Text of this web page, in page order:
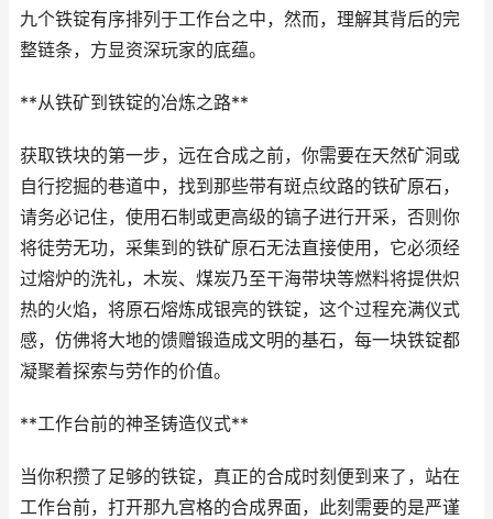
九个铁锭有序排列于工作台之中，然而，理解其背后的完
整链条，方显资深玩家的底蕴。
**从铁矿到铁锭的冶炼之路**
获取铁块的第一步，远在合成之前，你需要在天然矿洞或
自行挖掘的巷道中，找到那些带有斑点纹路的铁矿原石，
请务必记住，使用石制或更高级的镐子进行开采，否则你
将徒劳无功，采集到的铁矿原石无法直接使用，它必须经
过熔炉的洗礼，木炭、煤炭乃至干海带块等燃料将提供炽
热的火焰，将原石熔炼成银亮的铁锭，这个过程充满仪式
感，仿佛将大地的馈赠锻造成文明的基石，每一块铁锭都
凝聚着探索与劳作的价值。
**工作台前的神圣铸造仪式**
当你积攒了足够的铁锭，真正的合成时刻便到来了，站在
工作台前，打开那九宫格的合成界面，此刻需要的是严谨